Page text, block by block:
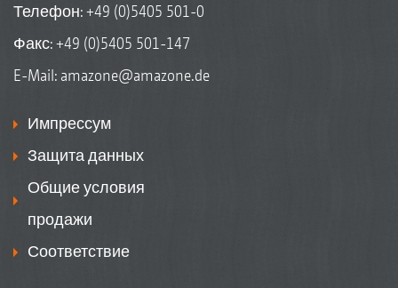
Телефон:+49 (0)5405 501-0
Факс: +49 (0)5405 501-147
E-Mail: amazone@amazone.de
Импрессум
Защита данных
Общие условия
продажи
Соответствие